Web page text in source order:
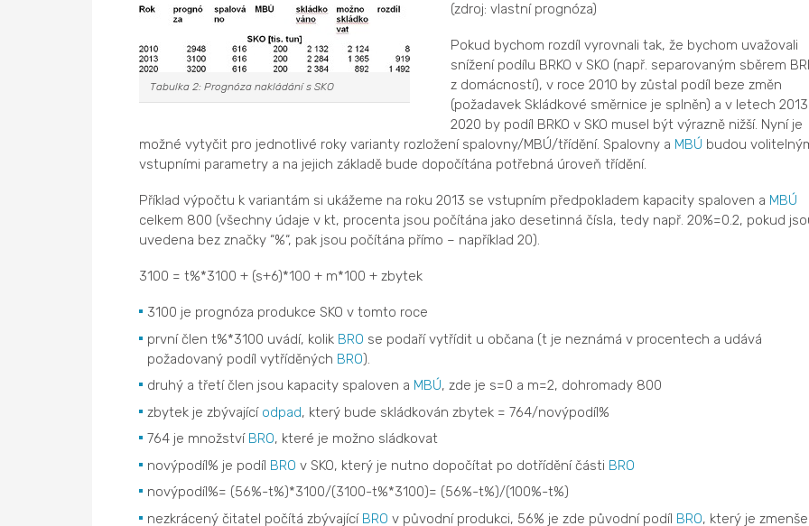
Tabulka 2: Prognóza nakládání s SKO
(zdroj: vlastní prognóza)
Pokud bychom rozdíl vyrovnali tak, že bychom uvažovali
snížení podílu BRKO v SKO (např. separovaným sběrem
z domácností), v roce 2010 by zůstal podíl beze změn
(požadavek Skládkové směrnice je splněn) a v letech
2020 by podíl BRKO v SKO musel být výrazně nižší. Nyní je
možné vytyčit pro jednotlivé roky varianty rozložení spalovny/MBÚ/třídění. Spalovny a MBÚ budou
vstupními parametry a na jejich základě bude dopočítána potřebná úroveň třídění.
Příklad výpočtu k variantám si ukážeme na roku 2013 se vstupním předpokladem kapacity spaloven a MBÚ
celkem 800 (všechny údaje v kt, procenta jsou počítána jako desetinná čísla, tedy např. 20%=0.2, pokud
uvedena bez značky “%“, pak jsou počítána přímo – například 20).
3100 = t%*3100 + (s+6)*100 + m*100 + zbytek
3100 je prognóza produkce SKO v tomto roce
první člen t%*3100 uvádí, kolik BRO se podaří vytřídit u občana (t je neznámá v procentech a udává
požadovaný podíl vytříděných BRO).
druhý a třetí člen jsou kapacity spaloven a MBÚ, zde je s=0 a m=2, dohromady 800
zbytek je zbývající odpad, který bude skládkován zbytek = 764/novýpodíl%
764 je množství BRO, které je možno sládkovat
novýpodíl% je podíl BRO v SKO, který je nutno dopočítat po dotřídění části BRO
novýpodíl%= (56%-t%)*3100/(3100-t%*3100)= (56%-t%)/(100%-t%)
nezkrácený čitatel počítá zbývající BRO v původní produkci, 56% je zde původní podíl BRO, který je